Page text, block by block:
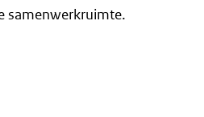
samenwerkruimte.